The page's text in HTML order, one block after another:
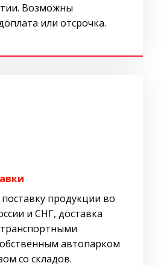
Возможны
или отсрочка.
продукции во
и СНГ, доставка
автопарком
со складов.